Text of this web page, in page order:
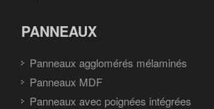
PANNEAUX
Panneaux agglomérés mélaminés
Panneaux MDF
Panneaux avec poignées intégrées